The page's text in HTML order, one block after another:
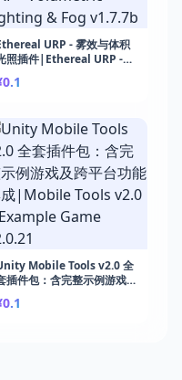
URP - 雾效与体积
照插件|Ethereal URP -
v1.7.7b
Mobile Tools v2.0 全
插件包：含完整示例游戏及
v2.0 + Example